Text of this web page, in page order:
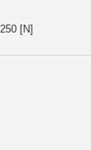
250 [N]